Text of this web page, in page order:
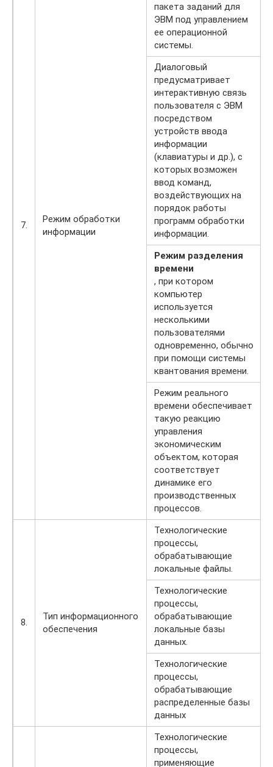
7.
Режим обработки
информации
пакета заданий для
ЭВМ под управлением
ее операционной
системы.
Диалоговый
предусматривает
интерактивную связь
пользователя с ЭВМ
посредством
устройств ввода
информации
(клавиатуры и др.), с
которых возможен
ввод команд,
воздействующих на
порядок работы
программ обработки
информации.
Режим разделения
времени
, при котором
компьютер
используется
несколькими
пользователями
одновременно, обычно
при помощи системы
квантования времени.
Режим реального
времени обеспечивает
такую реакцию
управления
экономическим
объектом, которая
соответствует
динамике его
производственных
процессов.
8.
Тип информационного
обеспечения
Технологические
процессы,
обрабатывающие
локальные файлы.
Технологические
процессы,
обрабатывающие
локальные базы
данных.
Технологические
процессы,
обрабатывающие
распределенные базы
данных
Технологические
процессы,
применяющие